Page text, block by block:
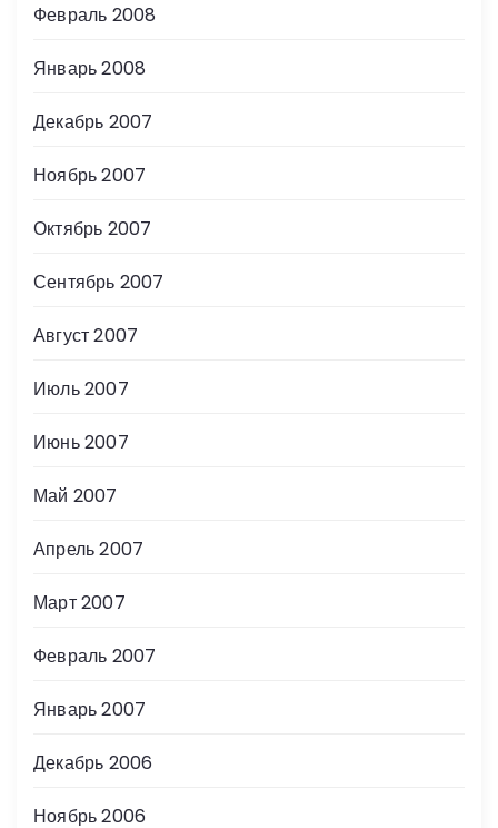
Февраль 2008
Январь 2008
Декабрь 2007
Ноябрь 2007
Октябрь 2007
Сентябрь 2007
Август 2007
Июль 2007
Июнь 2007
Май 2007
Апрель 2007
Март 2007
Февраль 2007
Январь 2007
Декабрь 2006
Ноябрь 2006